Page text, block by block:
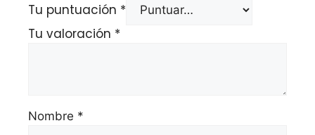
Tu puntuación *
Tu valoración *
Nombre *